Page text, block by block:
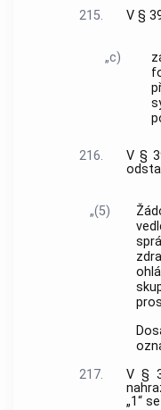
215. V §
„c)
216.
V §
„(5)
217.
V §
„1“